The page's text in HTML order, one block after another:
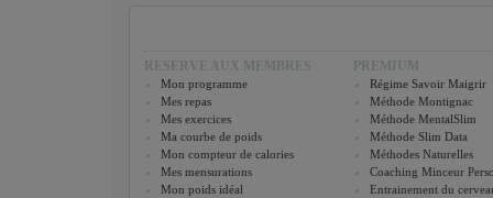
RESERVE AUX MEMBRES
Mon programme
Mes repas
Mes exercices
Ma courbe de poids
Mon compteur de calories
Mes mensurations
Mon poids idéal
PREMIUM
Régime Savoir Maigrir
Méthode Montignac
Méthode MentalSlim
Méthode Slim Data
Méthodes Naturelles
Coaching Minceur
Entrainement du